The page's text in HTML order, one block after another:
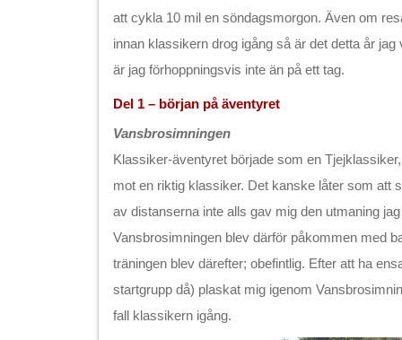
att cykla 10 mil en söndagsmorgon. Även om
innan klassikern drog igång så är det detta år
är jag förhoppningsvis inte än på ett tag.
Del 1 – början på äventyret
Vansbrosimningen
Klassiker-äventyret började som en
mot en riktig klassiker. Det kanske låter som att
av distanserna inte alls gav mig den utmaning
Vansbrosimningen blev därför påkommen med
träningen blev därefter; obefintlig. Efter att ha
startgrupp då) plaskat mig igenom
fall klassikern igång.